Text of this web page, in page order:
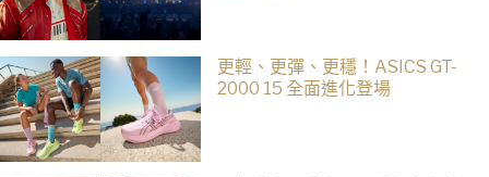
更輕、更彈、更穩！ASICS GT-
2000 15 全面進化登場